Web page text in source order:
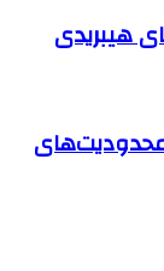
هیبریدی
محدودیت‌های